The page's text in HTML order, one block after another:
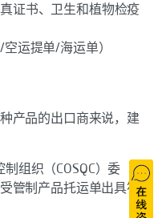
证书、卫生和植物检疫
运提单/海运单）
产品的出口商来说，建
组织（COSQC）委
管制产品托运单出具符